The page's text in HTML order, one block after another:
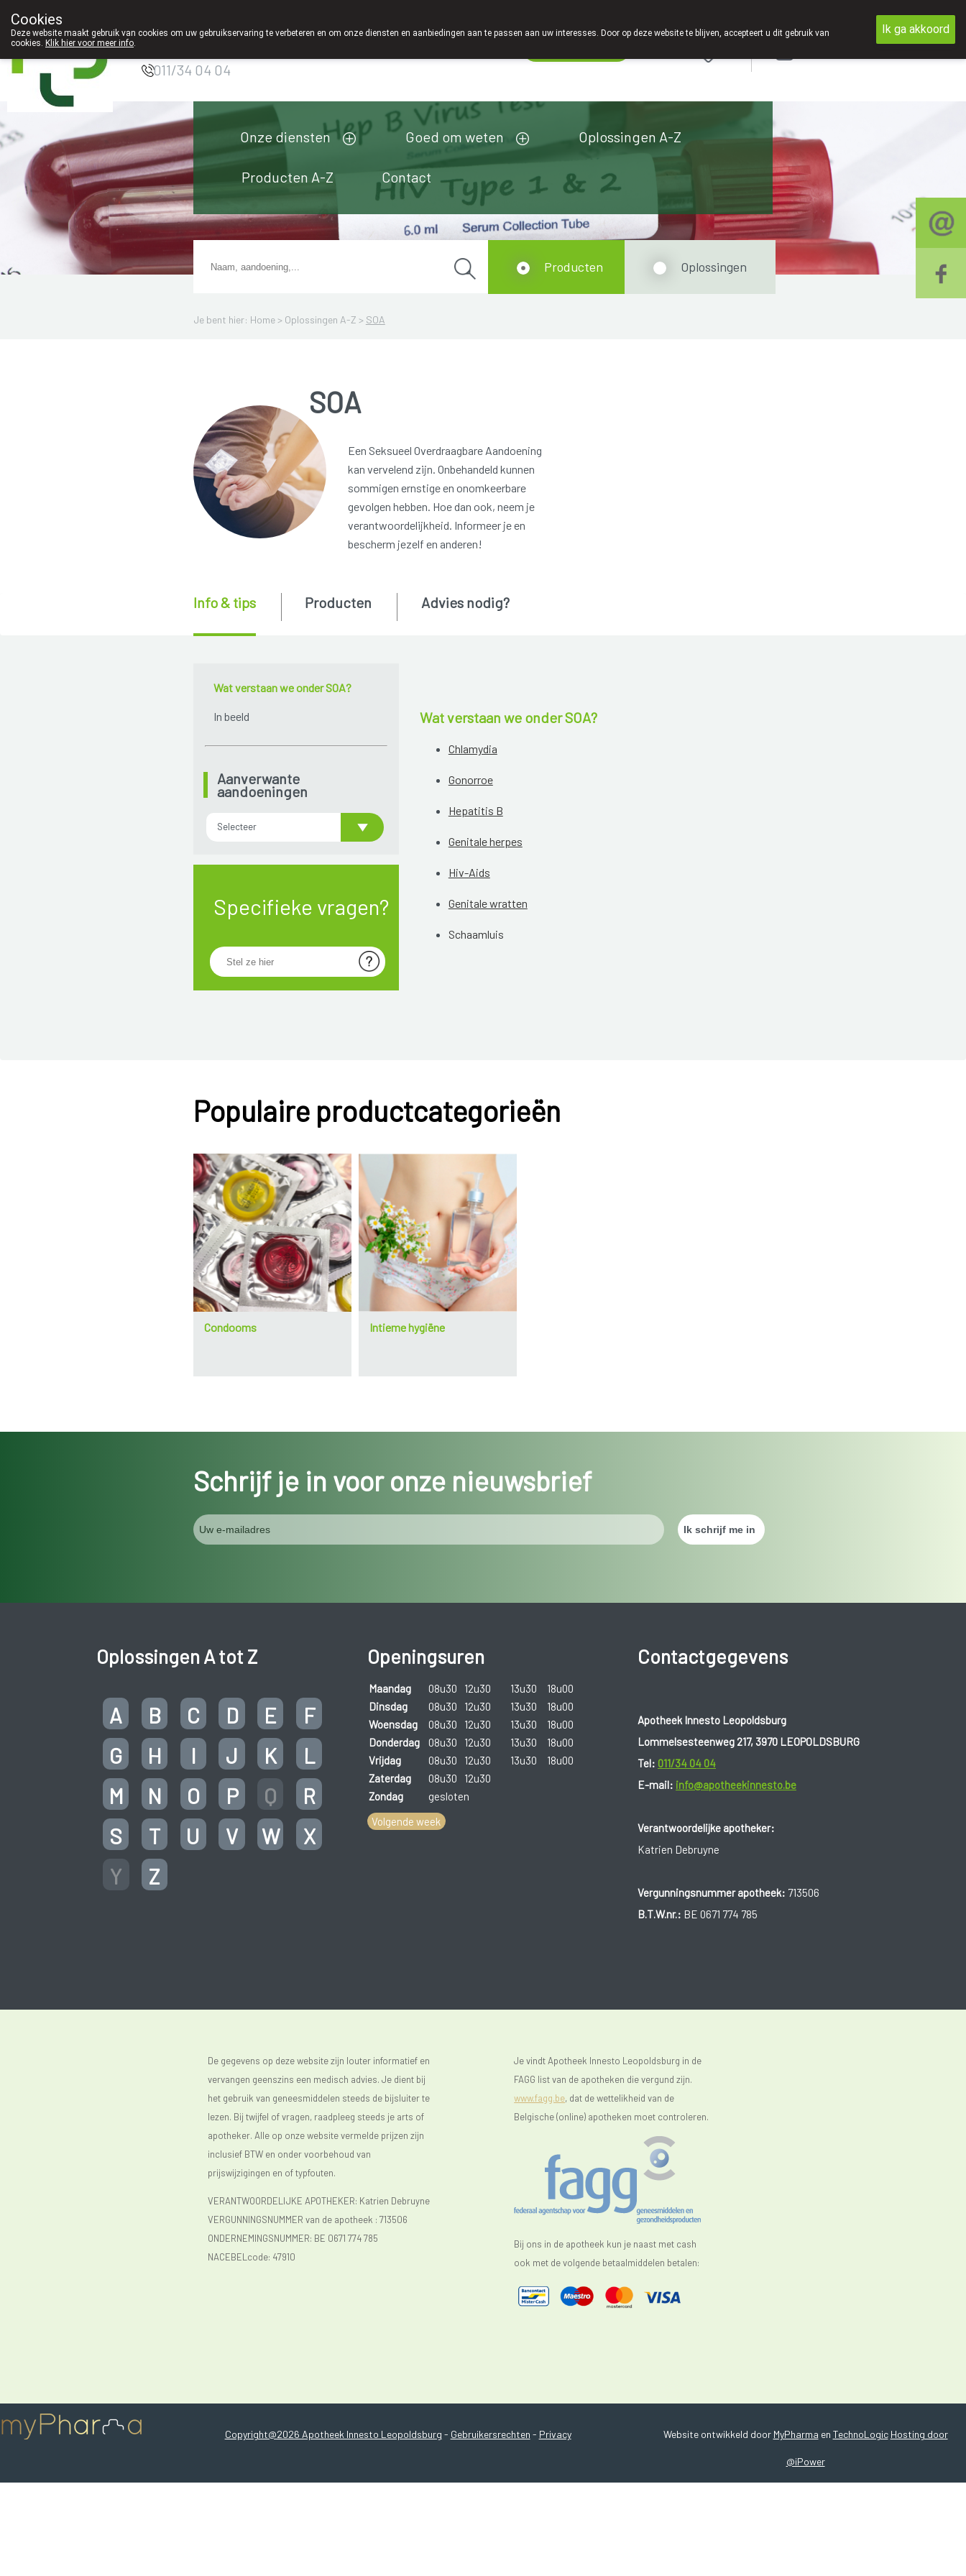
Apotheek Innesto
Leopoldsburg
011/34 04 04
Onze diensten Goed om weten Oplossingen A-Z
Producten A-Z Contact
Je bent hier: Home > Oplossingen A-Z > SOA
Producten Oplossingen
SOA
Een Seksueel Overdraagbare Aandoening
kan vervelend zijn. Onbehandeld kunnen
sommigen ernstige en onomkeerbare
gevolgen hebben. Hoe dan ook, neem je
verantwoordelijkheid. Informeer je en
bescherm jezelf en anderen!
Wat verstaan we onder SOA?
In beeld
Aanverwante
aandoeningen
Selecteer
Specifieke vragen?
Info & tips Producten Advies nodig?
Wat verstaan we onder SOA?
Chlamydia
Gonorroe
Hepatitis B
Genitale herpes
Hiv-Aids
Genitale wratten
Schaamluis
Populaire productcategorieën
Condooms Intieme hygiëne
Schrijf je in voor onze nieuwsbrief
Oplossingen A tot Z
A B C D E
F
G
H I J K
L
M
N O P Q
R
S
T U V W
X
Y
Z
Openingsuren
Maandag 08u30 12u30 13u30
18u00
Dinsdag
08u30 12u30 13u30
18u00
Woensdag
08u30 12u30 13u30
18u00
Donderdag
08u30 12u30 13u30
18u00
Vrijdag
08u30 12u30 13u30
18u00
Zaterdag
08u30
12u30
Zondag
gesloten
Volgende week
Contactgegevens
Apotheek Innesto Leopoldsburg
Lommelsesteenweg 217, 3970 LEOPOLDSBURG
Tel: 011/34 04 04
E-mail: info@apotheekinnesto.be
Verantwoordelijke apotheker:
Katrien Debruyne
Vergunningsnummer apotheek: 713506
B.T.W.nr.: BE 0671 774 785
De gegevens op deze website zijn louter informatief en
vervangen geenszins een medisch advies. Je dient bij
het gebruik van geneesmiddelen steeds de bijsluiter te
lezen. Bij twijfel of vragen, raadpleeg steeds je arts of
apotheker. Alle op onze website vermelde prijzen zijn
inclusief BTW en onder voorbehoud van
prijswijzigingen en of typfouten.
VERANTWOORDELIJKE APOTHEKER: Katrien Debruyne
VERGUNNINGSNUMMER van de apotheek : 713506
ONDERNEMINGSNUMMER: BE 0671 774 785
NACEBELcode: 47910
Je vindt Apotheek Innesto Leopoldsburg in de
FAGG list van de apotheken die vergund zijn.
www.fagg.be, dat de wettelikheid van de
Belgische (online) apotheken moet controleren.
Bij ons in de apotheek kun je naast met cash
ook met de volgende betaalmiddelen betalen:
Copyright@2026 Apotheek Innesto Leopoldsburg - Gebruikersrechten - Privacy Website ontwikkeld door MyPharma en TechnoLogic Hosting door
@iPower
Cookies
Deze website maakt gebruik van cookies om uw gebruikservaring te verbeteren en om onze diensten en aanbiedingen aan te passen aan uw interesses. Door op deze website te blijven, accepteert u dit gebruik van
cookies. Klik hier voor meer info.
Ik ga akkoord